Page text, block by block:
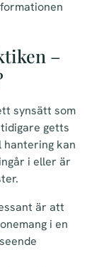
–
synsätt som
getts
kan
i eller är
är att
i en